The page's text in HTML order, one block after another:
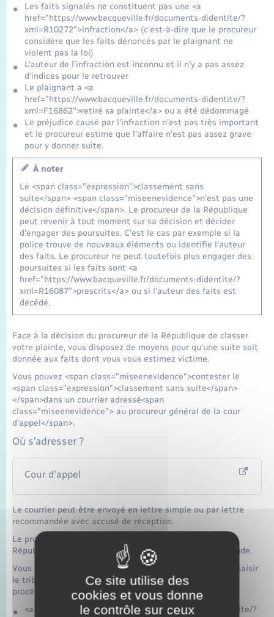
Les faits signalés ne constituent pas une <a
href="https://www.bacqueville.fr/documents-didentite/?
xml=R10272">infraction</a> (c'est-à-dire que le procureur
considère que les faits dénoncés par le plaignant ne
violent pas la loi)
L'auteur de l'infraction est inconnu et il n'y a pas assez
d'indices pour le retrouver
Le plaignant a <a
href="https://www.bacqueville.fr/documents-didentite/?
xml=F16862">retiré sa plainte</a> ou a été dédommagé
Le préjudice causé par l'infraction n'est pas très important
et le procureur estime que l'affaire n'est pas assez grave
pour y donner suite.
À noter
Le <span class="expression">classement sans
suite</span> <span class="miseenevidence">n'est pas une
décision définitive</span>. Le procureur de la République
peut revenir à tout moment sur sa décision et décider
d'engager des poursuites. C'est le cas par exemple si la
police trouve de nouveaux éléments ou identifie l'auteur
des faits. Le procureur ne peut toutefois plus engager des
poursuites si les faits sont <a
href="https://www.bacqueville.fr/documents-didentite/?
xml=R16087">prescrits</a> ou si l'auteur des faits est
décédé.
Face à la décision du procureur de la République de classer
votre plainte, vous disposez de moyens pour qu'une suite soit
donnée aux faits dont vous vous estimez victime.
Vous pouvez <span class="miseenevidence">contester le
<span class="expression">classement sans suite</span>
</span>dans un courrier adressé<span
class="miseenevidence"> au procureur général de la cour
d'appel</span>.
Où s’adresser ?
Cour d'appel
Le courrier peut être envoyé en lettre simple ou par lettre
recommandée avec accusé de réception.
Le procureur général peut ordonner au procureur de la
République d'engager des poursuites ou rejeter la demande.
Vous pouvez également <span class="miseenevidence">saisir
le tribunal directement</span>, en utilisant une des 3
procédures suivantes :
<a href="https://www.bacqueville.fr/documents-didentite/?
Ce site utilise des
cookies et vous donne
le contrôle sur ceux